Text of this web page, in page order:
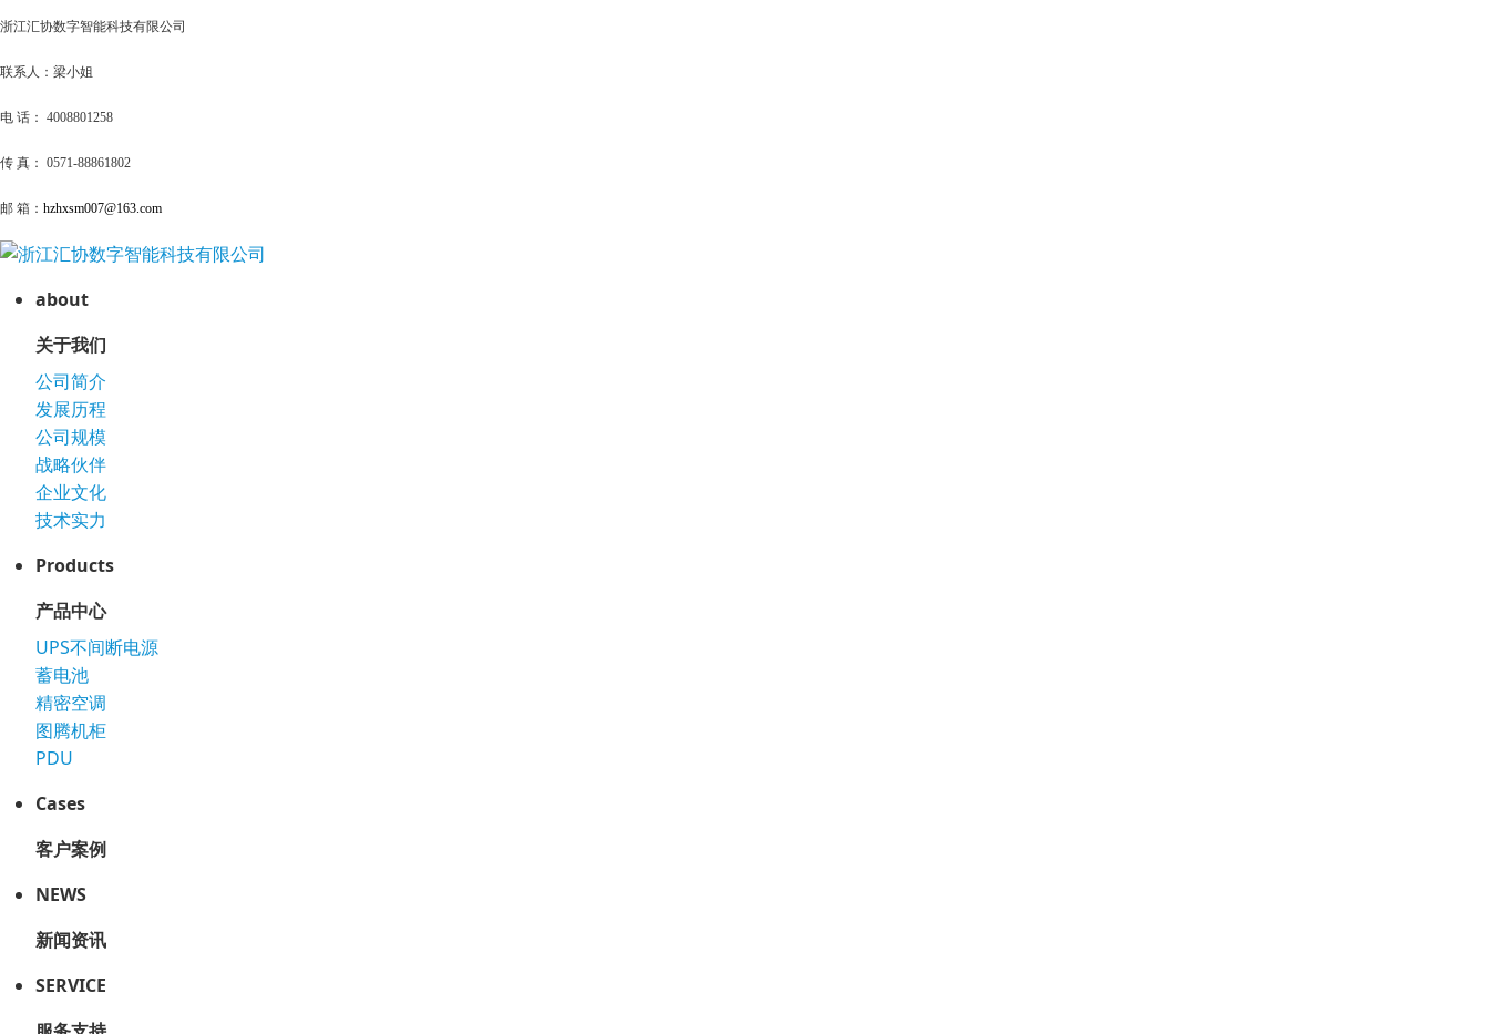
浙江汇协数字智能科技有限公司
联系人：梁小姐
电 话： 4008801258
传 真： 0571-88861802
邮 箱： hzhxsm007@163.com
about
关于我们
公司简介
发展历程
公司规模
战略伙伴
企业文化
技术实力
Products
产品中心
UPS不间断电源
蓄电池
精密空调
图腾机柜
PDU
Cases
客户案例
NEWS
新闻资讯
SERVICE